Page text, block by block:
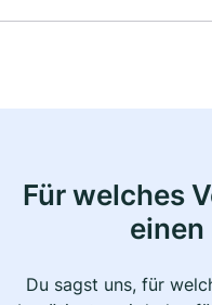
Für welches
einen
Du sagst uns, für